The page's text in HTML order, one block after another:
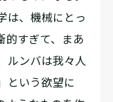
は、機械にとっ
的すぎて、まあ
ルンバは我々人
という欲望に